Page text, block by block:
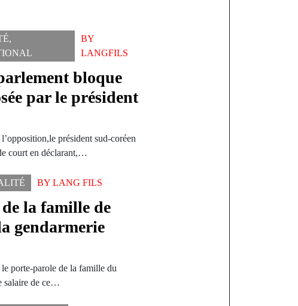
,
BY
LANGFILS
bloque
par le président
président sud-coréen
court en déclarant,…
BYLANG FILS
la famille de
gendarmerie
porte-parole de la famille du
salaire de ce…